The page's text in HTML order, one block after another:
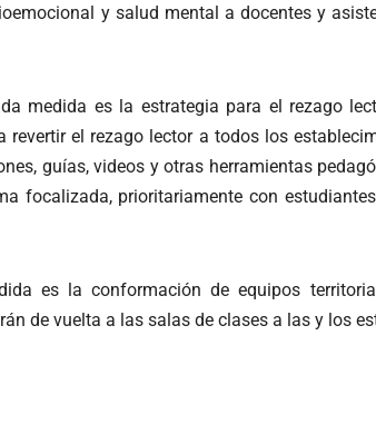
y salud mental a docentes y
medida es la estrategia para el rezago
revertir el rezago lector a todos los
guías, videos y otras herramientas
focalizada, prioritariamente con
es la conformación de equipos
de vuelta a las salas de clases a las y los